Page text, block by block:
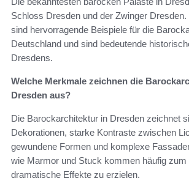
Schloss Dresden und der Zwinger
sind hervorragende Beispiele für die
Deutschland und sind bedeutende
Dresdens.
Welche Merkmale zeichnen die
Dresden aus?
Die Barockarchitektur in Dresden zeichnet
Dekorationen, starke Kontraste zwischen
gewundene Formen und komplexe
wie Marmor und Stuck kommen häufig zum
dramatische Effekte zu erzielen.